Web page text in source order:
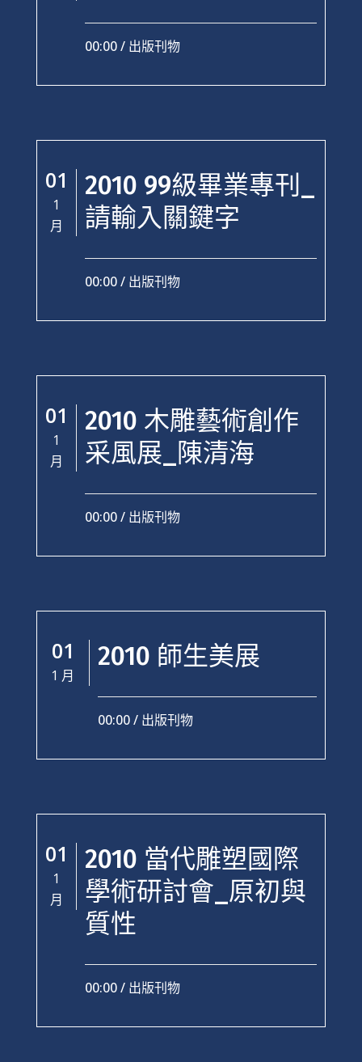
00:00 / 出版刊物
01
1
月
2010 99級畢業專刊_
請輸入關鍵字
00:00 / 出版刊物
01
1
月
2010 木雕藝術創作
采風展_陳清海
00:00 / 出版刊物
01
1 月
2010 師生美展
00:00 / 出版刊物
01
1
月
2010 當代雕塑國際
學術研討會_原初與
質性
00:00 / 出版刊物